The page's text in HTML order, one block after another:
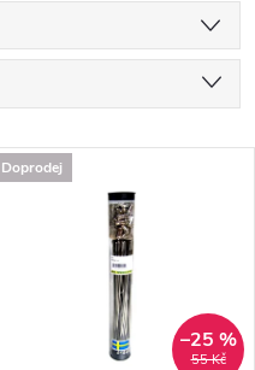
Doprodej
55 Kč
–25 %